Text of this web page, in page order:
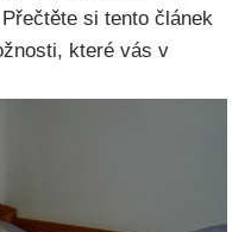
si tento článek
které vás v